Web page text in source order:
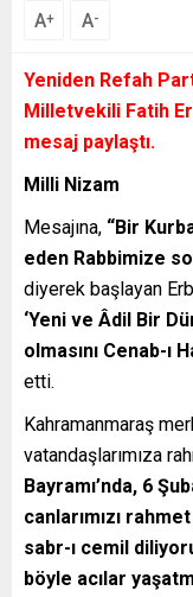
A+ A-
Yeniden Refah
Milletvekili Fatih
mesaj paylaştı.
Milli Nizam
Mesajına, “Bir
eden Rabbimize
diyerek başlayan
‘Yeni ve Âdil Bir
olmasını Cenab-ı
etti.
Kahramanmaraş
vatandaşlarımıza
Bayramı’nda, 6
canlarımızı
sabr-ı cemil
böyle acılar